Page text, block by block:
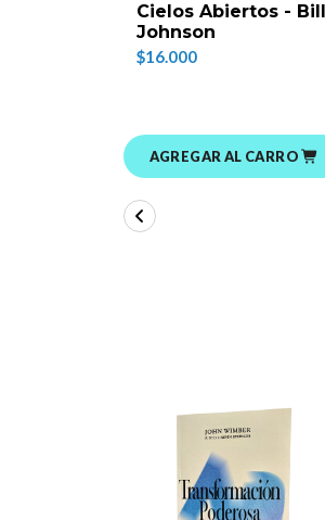
Cielos Abiertos - Bill
Johnson
$16.000
AGREGAR AL CARRO